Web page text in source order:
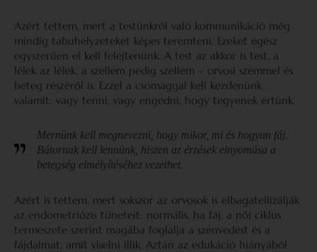
Azért tettem, mert a testünkről való kommunikáció még
mindig tabuhelyzeteket képes teremteni. Ezeket egész
egyszerűen el kell felejtenünk. A test az akkor is test, a
lélek az lélek, a szellem pedig szellem – orvosi szemmel és
beteg részéről is. Ezzel a csomaggal kell kezdenünk
valamit: vagy tenni, vagy engedni, hogy tegyenek értünk.
Mernünk kell megnevezni, hogy mikor, mi és hogyan fáj.
Bátornak kell lennünk, hiszen az érzések elnyomása a
betegség elmélyítéséhez vezethet.
Azért is tettem, mert sokszor az orvosok is elbagatellizálják
az endometriózis tüneteit: normális, ha fáj, a női ciklus
természete szerint magába foglalja a szenvedést és a
fájdalmat, amit viselni illik. Aztán az edukáció hiányából